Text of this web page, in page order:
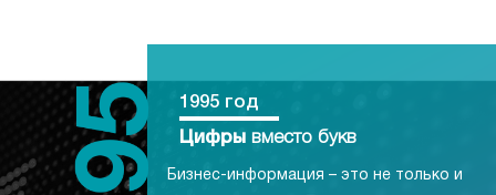
1995 год
Цифры вместо букв
Бизнес-информация – это не только и